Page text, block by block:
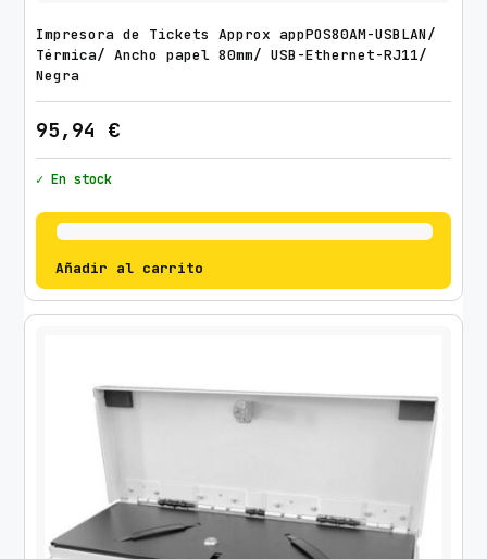
Impresora de Tickets Approx appPOS80AM-USBLAN/
Térmica/ Ancho papel 80mm/ USB-Ethernet-RJ11/
Negra
95,94 €
✓ En stock
Añadir al carrito